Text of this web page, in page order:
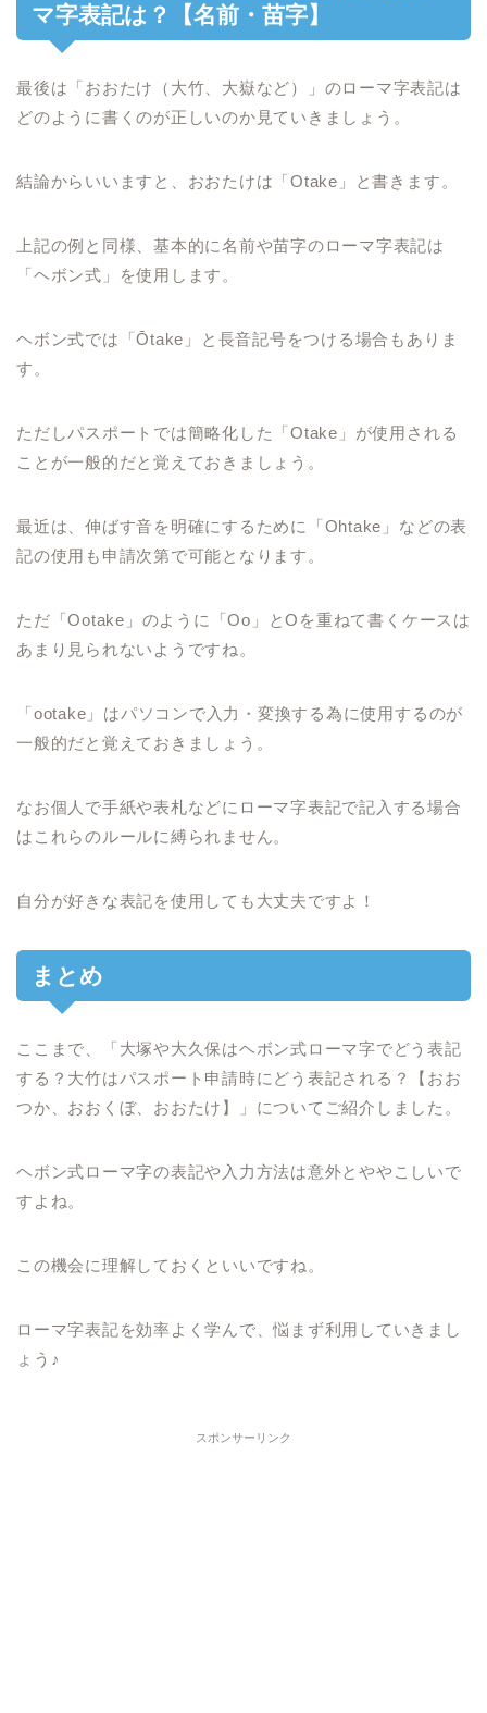
マ字表記は？【名前・苗字】
最後は「おおたけ（大竹、大嶽など）」のローマ字表記は
どのように書くのが正しいのか見ていきましょう。
結論からいいますと、おおたけは「Otake」と書きます。
上記の例と同様、基本的に名前や苗字のローマ字表記は
「ヘボン式」を使用します。
ヘボン式では「Ōtake」と長音記号をつける場合もありま
す。
ただしパスポートでは簡略化した「Otake」が使用される
ことが一般的だと覚えておきましょう。
最近は、伸ばす音を明確にするために「Ohtake」などの表
記の使用も申請次第で可能となります。
ただ「Ootake」のように「Oo」とOを重ねて書くケースは
あまり見られないようですね。
「ootake」はパソコンで入力・変換する為に使用するのが
一般的だと覚えておきましょう。
なお個人で手紙や表札などにローマ字表記で記入する場合
はこれらのルールに縛られません。
自分が好きな表記を使用しても大丈夫ですよ！
まとめ
ここまで、「大塚や大久保はヘボン式ローマ字でどう表記
する？大竹はパスポート申請時にどう表記される？【おお
つか、おおくぼ、おおたけ】」についてご紹介しました。
ヘボン式ローマ字の表記や入力方法は意外とややこしいで
すよね。
この機会に理解しておくといいですね。
ローマ字表記を効率よく学んで、悩まず利用していきまし
ょう♪
スポンサーリンク